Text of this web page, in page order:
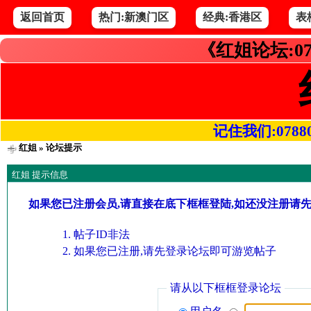
返回首页 热门:新澳门区 经典:香港区 表
《红姐论坛
记住我们
红姐» 论坛提示
红姐 提示信息
如果您已注册会员,请直接在底下框框登陆,如还没注册请
帖子ID非法
如果您已注册,请先登录论坛即可游览帖子
请从以下框框登录论坛